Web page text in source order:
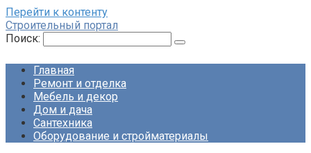
Перейти к контенту
Строительный портал
Поиск:
Главная
Ремонт и отделка
Мебель и декор
Дом и дача
Сантехника
Оборудование и стройматериалы